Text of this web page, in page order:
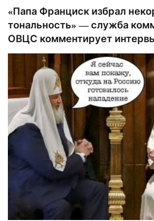
«Папа Франциск избрал
тональность» — служба
ОВЦС комментирует